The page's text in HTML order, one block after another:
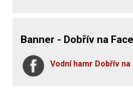
Banner - Dobřív na
Vodní hamr Dobřív